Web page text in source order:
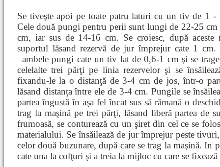
Se tiveşte apoi pe toate patru laturi cu un tiv de 1 -
Cele două pungi pentru perii sunt lungi de 22-25 cm
cm, iar sus de 14-16 cm. Se croiesc, după aceste
suportul lăsand rezervă de jur împrejur cate 1 cm.
ambele pungi cate un tiv lat de 0,6-1 cm şi se
celelalte trei părţi pe linia rezervelor şi se
fixandu-le la o distanţă de 3-4 cm de jos, într-o
lăsand distanţa între ele de 3-4 cm. Pungile se
partea îngustă în aşa fel încat sus să rămană o
trag la maşină pe trei părţi, lăsand liberă partea de
frumoasă, se conturează cu un şiret din cel ce se
materialului. Se însăilează de jur împrejur peste
celor două buzunare, după care se trag la maşină. In
cate una la colţuri şi a treia la mijloc cu care se